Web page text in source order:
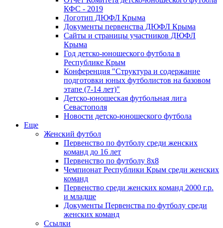
КФС - 2019
Логотип ДЮФЛ Крыма
Документы первенства ДЮФЛ Крыма
Сайты и страницы участников ДЮФЛ
Крыма
Год детско-юношеского футбола в
Республике Крым
Конференция "Структура и содержание
подготовки юных футболистов на базовом
этапе (7-14 лет)"
Детско-юношеская футбольная лига
Севастополя
Новости детско-юношеского футбола
Еще
Женский футбол
Первенство по футболу среди женских
команд до 16 лет
Первенство по футболу 8х8
Чемпионат Республики Крым среди женских
команд
Первенство среди женских команд 2000 г.р.
и младше
Документы Первенства по футболу среди
женских команд
Ссылки